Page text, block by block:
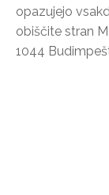
opazujejo
obiščite stran
1044